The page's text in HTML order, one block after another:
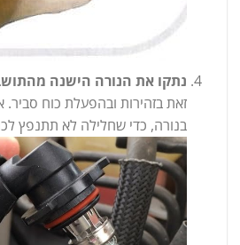
נתקו את הנורה הישנה
זאת בזהירות ובהפעלת כוח סביר.
בנורה, כדי שחלילה לא תתנפץ